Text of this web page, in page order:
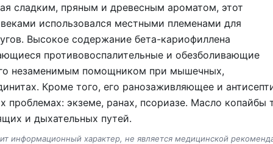
сладким, пряным и древесным ароматом, этот
использовался местными племенами для
Высокое содержание бета-кариофиллена
противовоспалительные и обезболивающие
незаменимым помощником при мышечных,
Кроме того, его ранозаживляющее и
проблемах: экземе, ранах, псориазе. Масло копайбы
и дыхательных путей.
информационный характер, не является медицинской